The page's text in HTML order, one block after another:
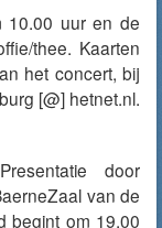
10.00 uur en de
thee. Kaarten
het concert, bij
[@] hetnet.nl.
door
van de
begint om 19.00